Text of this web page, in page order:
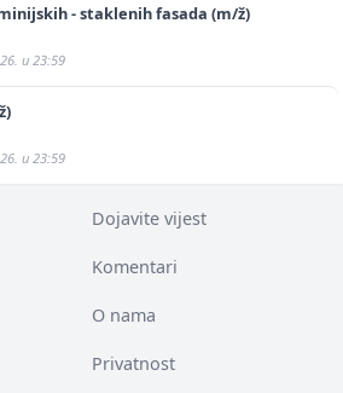
- staklenih fasada (m/ž)
u 23:59
u 23:59
Dojavite vijest
Komentari
O nama
Privatnost